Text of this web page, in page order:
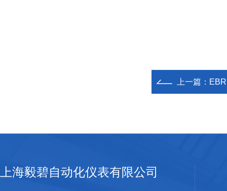
上一篇：
上海毅碧自动化仪表有限公司